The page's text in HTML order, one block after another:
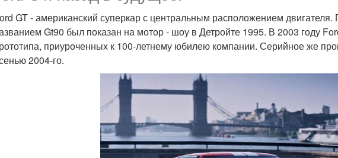
GT - американский суперкар с центральным расположением
Gt90 был показан на мотор - шоу в Детройте 1995. В 2003 году
приуроченных к 100-летнему юбилею компании. Серийное же
2004-го.